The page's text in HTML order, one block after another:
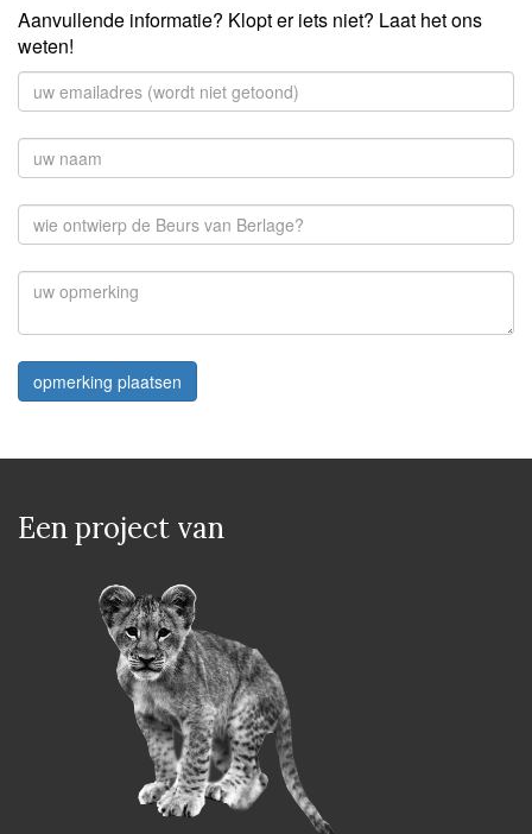
Aanvullende informatie? Klopt er iets niet? Laat het ons
weten!
opmerking plaatsen
Een project van